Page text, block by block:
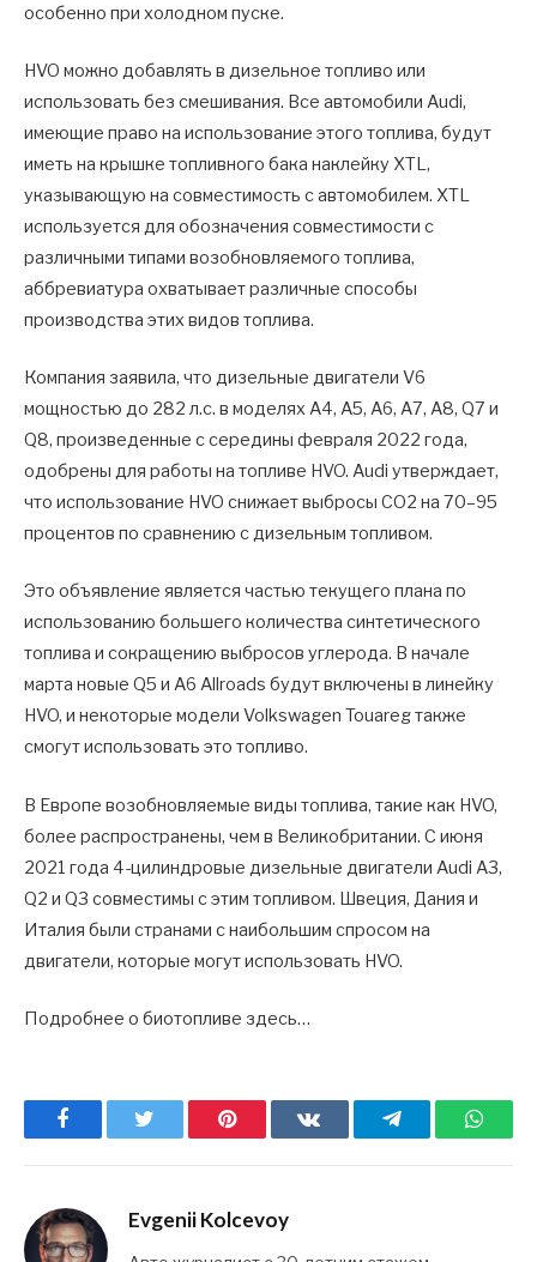
особенно при холодном пуске.
HVO можно добавлять в дизельное топливо или
использовать без смешивания. Все автомобили Audi,
имеющие право на использование этого топлива, будут
иметь на крышке топливного бака наклейку XTL,
указывающую на совместимость с автомобилем. XTL
используется для обозначения совместимости с
различными типами возобновляемого топлива,
аббревиатура охватывает различные способы
производства этих видов топлива.
Компания заявила, что дизельные двигатели V6
мощностью до 282 л.с. в моделях A4, A5, A6, A7, A8, Q7 и
Q8, произведенные с середины февраля 2022 года,
одобрены для работы на топливе HVO. Audi утверждает,
что использование HVO снижает выбросы CO2 на 70–95
процентов по сравнению с дизельным топливом.
Это объявление является частью текущего плана по
использованию большего количества синтетического
топлива и сокращению выбросов углерода. В начале
марта новые Q5 и A6 Allroads будут включены в линейку
HVO, и некоторые модели Volkswagen Touareg также
смогут использовать это топливо.
В Европе возобновляемые виды топлива, такие как HVO,
более распространены, чем в Великобритании. С июня
2021 года 4-цилиндровые дизельные двигатели Audi A3,
Q2 и Q3 совместимы с этим топливом. Швеция, Дания и
Италия были странами с наибольшим спросом на
двигатели, которые могут использовать HVO.
Подробнее о биотопливе здесь…
Facebook Pinterest ВКонтактеTelegram
Evgenii Kolcevoy